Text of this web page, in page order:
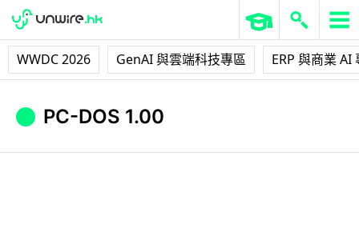
WWDC 2026 GenAI 與雲端科技專區 ERP 與商業 AI
PC-DOS 1.00